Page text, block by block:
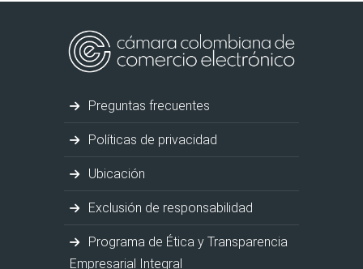
Preguntas frecuentes
Políticas de privacidad
Ubicación
Exclusión de responsabilidad
Programa de Ética y Transparencia
Empresarial Integral